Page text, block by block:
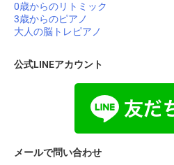
0歳からのリトミック
3歳からのピアノ
大人の脳トレピアノ
公式LINEアカウント
メールで問い合わせ